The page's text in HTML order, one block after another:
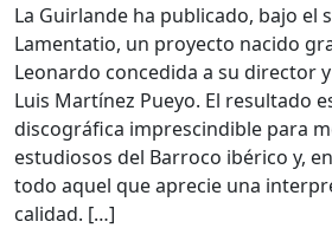
La Guirlande ha publicado, bajo el
Lamentatio, un proyecto nacido
Leonardo concedida a su director
Luis Martínez Pueyo. El resultado
discográfica imprescindible para
estudiosos del Barroco ibérico y,
todo aquel que aprecie una
calidad. […]